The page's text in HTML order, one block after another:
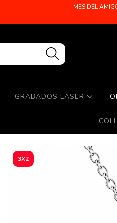
MES DEL
GRABADOS LASER
3X2